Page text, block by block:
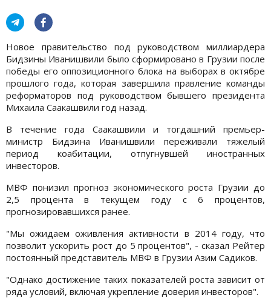
Новое правительство под руководством миллиардера
Бидзины Иванишвили было сформировано в Грузии после
победы его оппозиционного блока на выборах в октябре
прошлого года, которая завершила правление команды
реформаторов под руководством бывшего президента
Михаила Саакашвили год назад.
В течение года Саакашвили и тогдашний премьер-
министр Бидзина Иванишвили переживали тяжелый
период коабитации, отпугнувшей иностранных
инвесторов.
МВФ понизил прогноз экономического роста Грузии до
2,5 процента в текущем году с 6 процентов,
прогнозировавшихся ранее.
"Мы ожидаем оживления активности в 2014 году, что
позволит ускорить рост до 5 процентов", - сказал Рейтер
постоянный представитель МВФ в Грузии Азим Садиков.
"Однако достижение таких показателей роста зависит от
ряда условий, включая укрепление доверия инвесторов".